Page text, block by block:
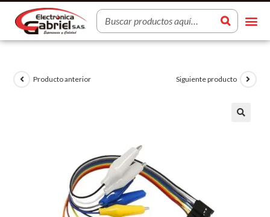
Producto anterior Siguiente producto